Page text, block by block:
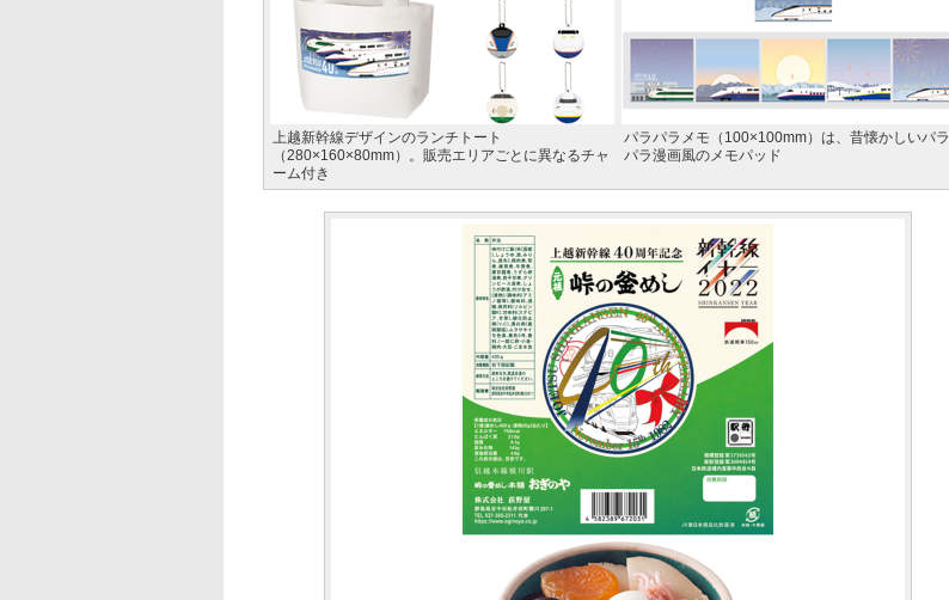
上越新幹線デザインのランチトート
（280×160×80mm）。販売エリアごとに異なるチャ
ーム付き
パラパラメモ（100×100mm）は、昔懐かしいパラ
パラ漫画風のメモパッド